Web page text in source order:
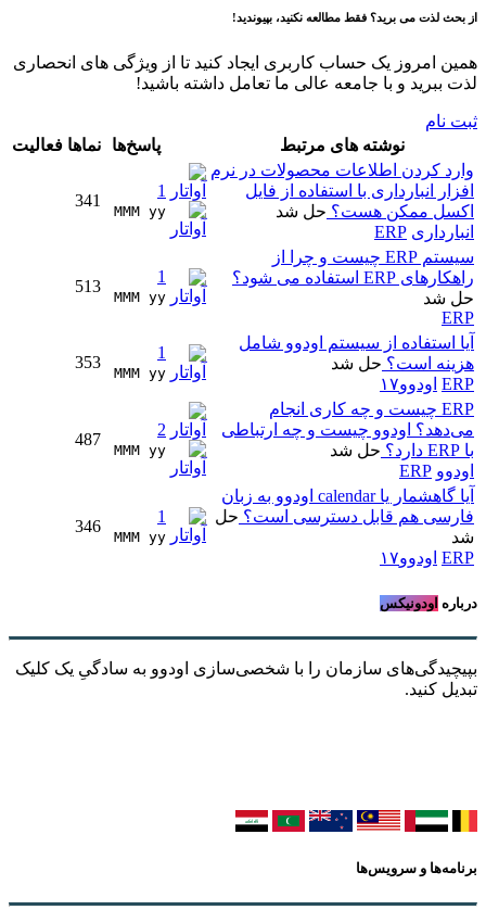
از بحث لذت می برید؟ فقط مطالعه نکنید، بپیوندید!
همین امروز یک حساب کاربری ایجاد کنید تا از ویژگی های انحصاری
لذت ببرید و با جامعه عالی ما تعامل داشته باشید!
ثبت نام
نوشته های مرتبط
پاسخ‌ها نماها فعالیت
وارد کردن اطلاعات محصولات در نرم
افزار انبارداری با استفاده از فایل
اکسل ممکن هست؟ حل شد
انبارداری ERP
1
MMM yy
341
سیستم ERP چیست و چرا از
راهکارهای ERP استفاده می شود؟
حل شد
ERP
1
MMM yy
513
آیا استفاده از سیستم اودوو شامل
هزینه است؟ حل شد
ERP اودوو۱۷
1
MMM yy
353
ERP چیست و چه کاری انجام
می‌دهد؟ اودوو چیست و چه ارتباطی
با ERP دارد؟
حل شد
اودوو ERP
2
MMM yy
487
آیا گاهشمار یا calendar اودوو به زبان
فارسی هم قابل دسترسی است؟ حل
شد
ERP اودوو۱۷
1
MMM yy
346
درباره اودونیکس
بپیچیدگی‌های سازمان را با شخصی‌سازی اودوو به سادگیِ یک کلیک
تبدیل کنید.
برنامه‌ها و سرویس‌ها